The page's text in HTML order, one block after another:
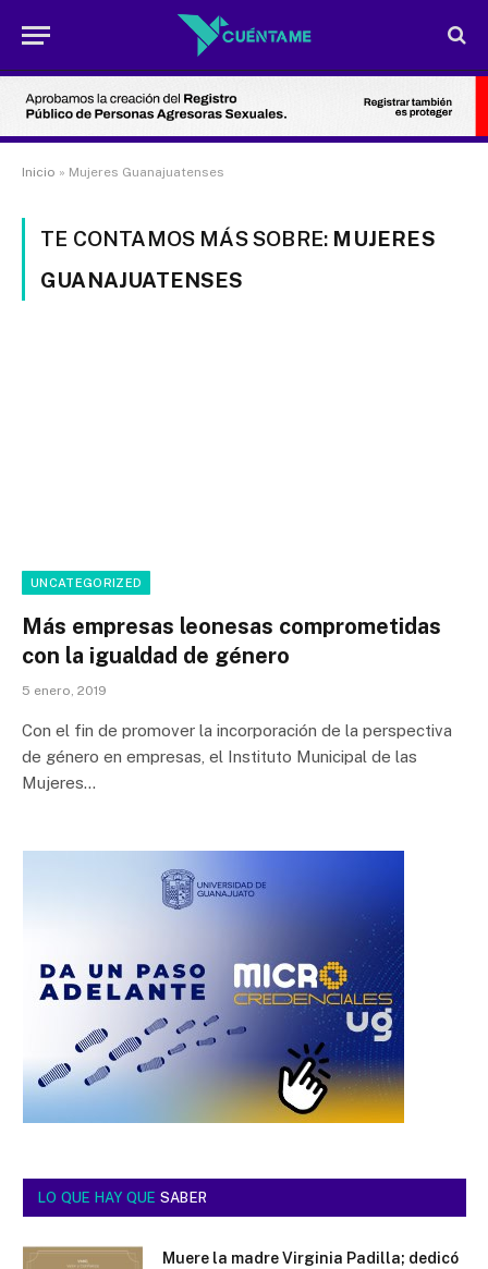
Inicio » Mujeres Guanajuatenses
TE CONTAMOS MÁS SOBRE: MUJERES
GUANAJUATENSES
UNCATEGORIZED
Más empresas leonesas comprometidas
con la igualdad de género
5 enero, 2019
Con el fin de promover la incorporación de la perspectiva
de género en empresas, el Instituto Municipal de las
Mujeres…
LO QUE HAY QUE SABER
Muere la madre Virginia Padilla; dedicó